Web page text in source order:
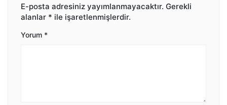
E-posta adresiniz yayımlanmayacaktır. Gerekli
alanlar * ile işaretlenmişlerdir.
Yorum *